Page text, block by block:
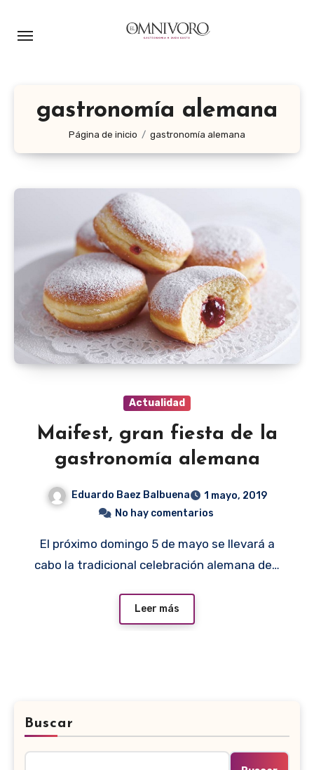
gastronomía alemana
Página de inicio gastronomía alemana
Actualidad
Maifest, gran fiesta de la
gastronomía alemana
Eduardo Baez Balbuena
1 mayo, 2019
No hay comentarios
El próximo domingo 5 de mayo se llevará a
cabo la tradicional celebración alemana de…
Leer más
Buscar